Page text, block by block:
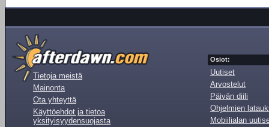
Tietoja meistä
Mainonta
Ota yhteyttä
Käyttöehdot ja tietoa
yksityisyydensuojasta
Osiot:
Uutiset
Arvostelut
Päivän diili
Ohjelmien
Mobiilialan